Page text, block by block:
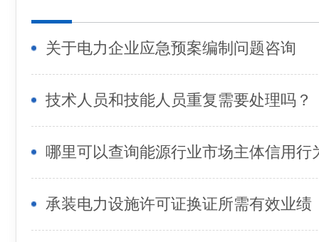
关于电力企业应急预案编制问题咨询
技术人员和技能人员重复需要处理吗？
哪里可以查询能源行业市场主体信用行
承装电力设施许可证换证所需有效业绩